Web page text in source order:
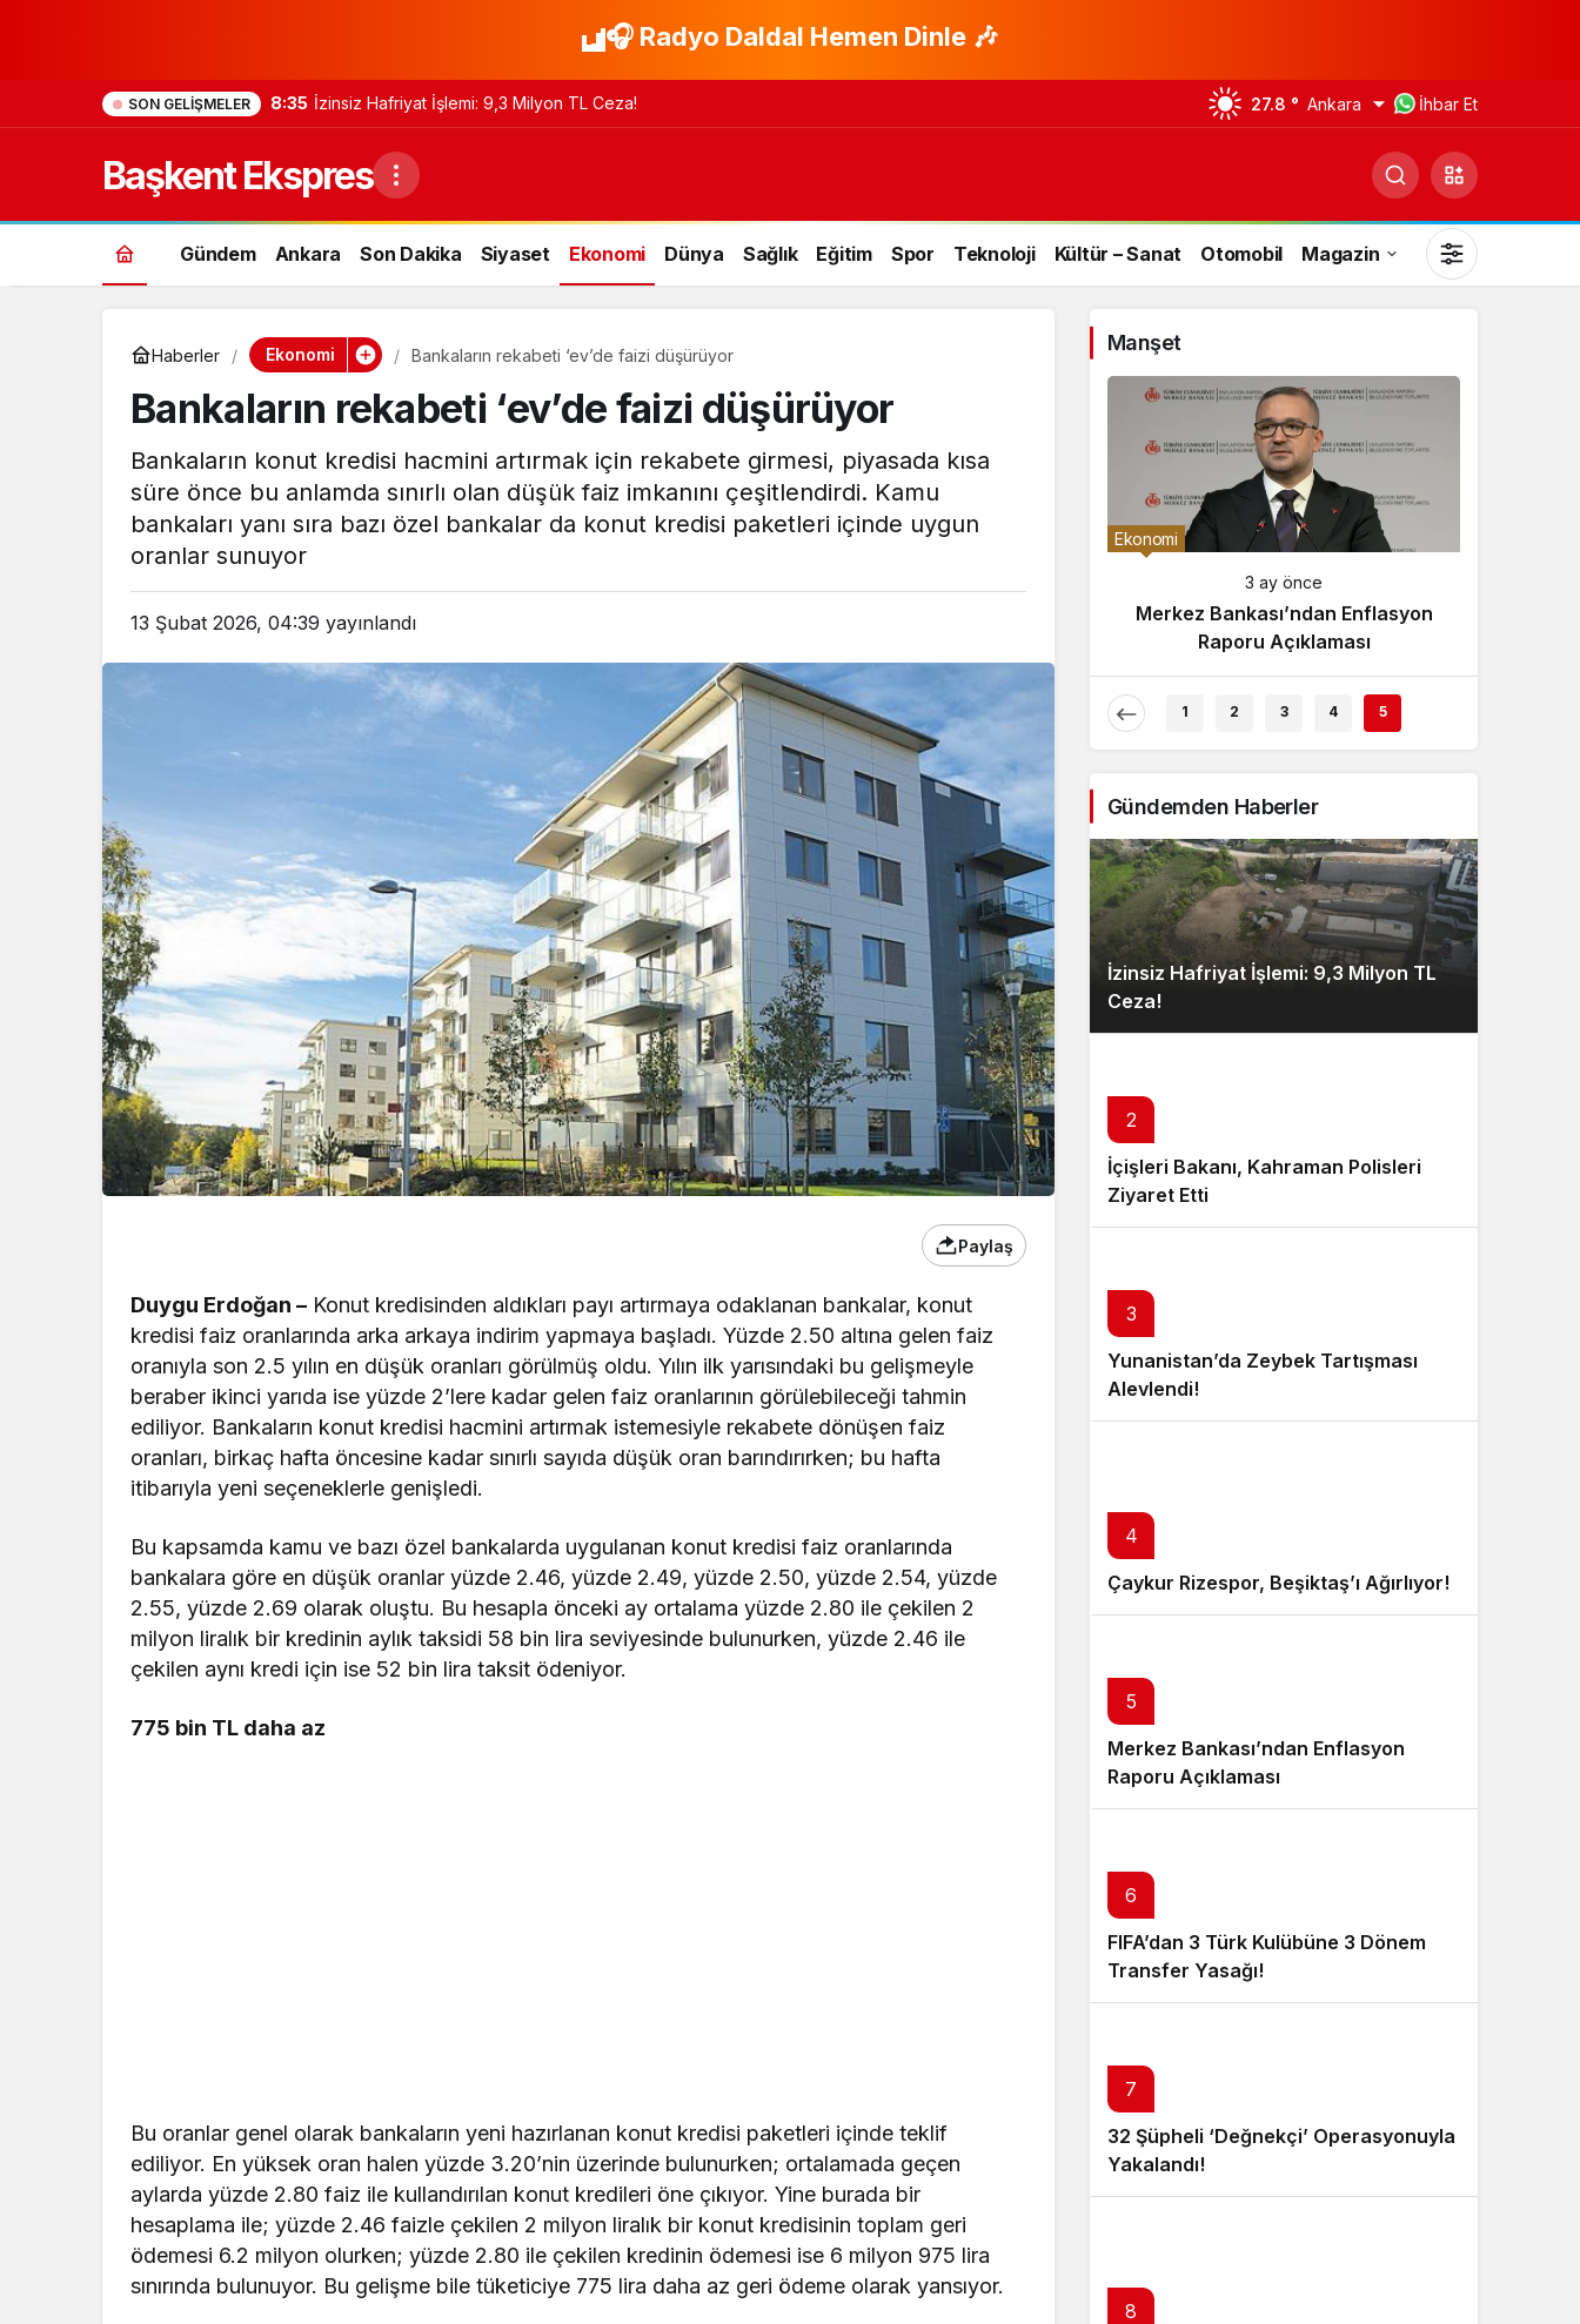
🎧 Radyo Daldal Hemen Dinle 🎶
SON GELIŞMELER 8:35 İzinsiz Hafriyat İşlemi: 9,3 Milyon TL Ceza! 27.8 ° Ankara İhbar Et
Başkent Ekspres
Gündem Ankara Son Dakika Siyaset Ekonomi Dünya Sağlık Eğitim Spor Teknoloji Kültür – Sanat Otomobil Magazin
Gündüz Modu
Gündüz modunu seçin.
Gece Modu
Gece modunu seçin.
Sistem Modu
Sistem modunu seçin.
Haberler Ekonomi Bankaların rekabeti ‘ev’de faizi düşürüyor
Bankaların rekabeti ‘ev’de faizi düşürüyor
Bankaların konut kredisi hacmini artırmak için rekabete girmesi, piyasada kısa
süre önce bu anlamda sınırlı olan düşük faiz imkanını çeşitlendirdi. Kamu
bankaları yanı sıra bazı özel bankalar da konut kredisi paketleri içinde uygun
oranlar sunuyor
13 Şubat 2026, 04:39 yayınlandı
Paylaş
Duygu Erdoğan – Konut kredisinden aldıkları payı artırmaya odaklanan bankalar, konut
kredisi faiz oranlarında arka arkaya indirim yapmaya başladı. Yüzde 2.50 altına gelen faiz
oranıyla son 2.5 yılın en düşük oranları görülmüş oldu. Yılın ilk yarısındaki bu gelişmeyle
beraber ikinci yarıda ise yüzde 2’lere kadar gelen faiz oranlarının görülebileceği tahmin
ediliyor. Bankaların konut kredisi hacmini artırmak istemesiyle rekabete dönüşen faiz
oranları, birkaç hafta öncesine kadar sınırlı sayıda düşük oran barındırırken; bu hafta
itibarıyla yeni seçeneklerle genişledi.
Bu kapsamda kamu ve bazı özel bankalarda uygulanan konut kredisi faiz oranlarında
bankalara göre en düşük oranlar yüzde 2.46, yüzde 2.49, yüzde 2.50, yüzde 2.54, yüzde
2.55, yüzde 2.69 olarak oluştu. Bu hesapla önceki ay ortalama yüzde 2.80 ile çekilen 2
milyon liralık bir kredinin aylık taksidi 58 bin lira seviyesinde bulunurken, yüzde 2.46 ile
çekilen aynı kredi için ise 52 bin lira taksit ödeniyor.
775 bin TL daha az
Bu oranlar genel olarak bankaların yeni hazırlanan konut kredisi paketleri içinde teklif
ediliyor. En yüksek oran halen yüzde 3.20’nin üzerinde bulunurken; ortalamada geçen
aylarda yüzde 2.80 faiz ile kullandırılan konut kredileri öne çıkıyor. Yine burada bir
hesaplama ile; yüzde 2.46 faizle çekilen 2 milyon liralık bir konut kredisinin toplam geri
ödemesi 6.2 milyon olurken; yüzde 2.80 ile çekilen kredinin ödemesi ise 6 milyon 975 lira
sınırında bulunuyor. Bu gelişme bile tüketiciye 775 lira daha az geri ödeme olarak yansıyor.
Manşet
Bakanı, Kahraman Polisleri
Ziyaret Etti
Gündem
Yunanistan’da Zeybek Tartışması
Son Dakika Ekonomi
3 ay önce
Merkez Bankası’ndan Enflasyon
Raporu Açıklaması
1 2 3 4 5
Gündemden Haberler
İzinsiz Hafriyat İşlemi: 9,3 Milyon TL
Ceza!
2
İçişleri Bakanı, Kahraman Polisleri
Ziyaret Etti
3
Yunanistan’da Zeybek Tartışması
Alevlendi!
4
Çaykur Rizespor, Beşiktaş’ı Ağırlıyor!
5
Merkez Bankası’ndan Enflasyon
Raporu Açıklaması
6
FIFA’dan 3 Türk Kulübüne 3 Dönem
Transfer Yasağı!
7
32 Şüpheli ‘Değnekçi’ Operasyonuyla
Yakalandı!
8